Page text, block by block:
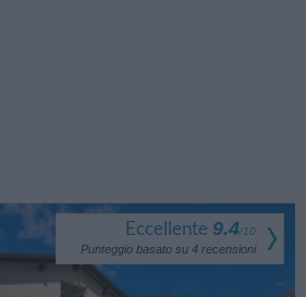
Eccellente 9.4/10
Punteggio basato su 4 recensioni